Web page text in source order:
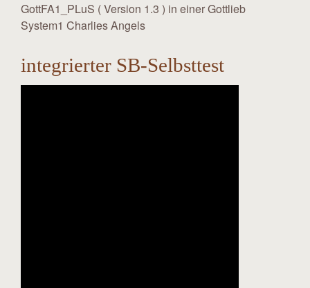
GottFA1_PLuS ( Version 1.3 ) in einer Gottlieb
System1 Charlies Angels
integrierter SB-Selbsttest